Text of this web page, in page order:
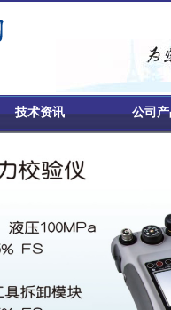
技术资讯 公司